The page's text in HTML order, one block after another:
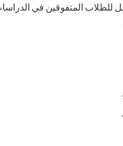
للطلاب المتفوقين في